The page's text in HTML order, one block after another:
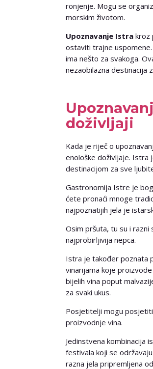
ronjenje. Mogu se
morskim životom.
Upoznavanje Istra kroz
ostaviti trajne
ima nešto za svakoga.
nezaobilazna destinacija
doživljaji
Kada je riječ o
enološke doživljaje. Istra
destinacijom za sve
Gastronomija Istre je
ćete pronaći mnoge
najpoznatijih jela je
Osim pršuta, tu su i
najprobirljivija nepca.
Istra je također poznata
vinarijama koje
bijelih vina poput
za svaki ukus.
Posjetitelji mogu
proizvodnje vina.
Jedinstvena kombinacija
festivala koji se
razna jela pripremljena